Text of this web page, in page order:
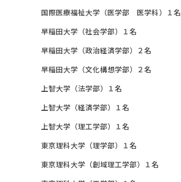
国際医療福祉大学（医学部 医学科）１名
早稲田大学（社会学部）１名
早稲田大学（政治経済学部）２名
早稲田大学（文化構想学部）２名
上智大学（法学部）１名
上智大学（経済学部）１名
上智大学（理工学部）１名
東京理科大学（理学部）１名
東京理科大学（創域理工学部）１名